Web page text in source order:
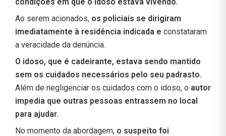
Ao serem acionados, os policiais se dirigiram
imediatamente à residência indicada e constataram
a veracidade da denúncia.
O idoso, que é cadeirante, estava sendo mantido
sem os cuidados necessários pelo seu padrasto.
Além de negligenciar os cuidados com o idoso, o autor
impedia que outras pessoas entrassem no local
para ajudar.
No momento da abordagem, o suspeito foi